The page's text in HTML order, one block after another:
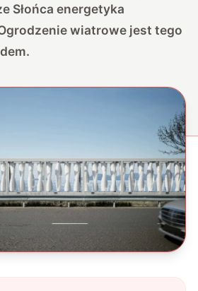
Słońca energetyka
wiatrowe jest tego